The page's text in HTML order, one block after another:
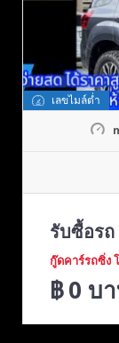
เลขไมล์ต่ำ
รับซื้อรถ
กู๊ดคาร์รถซิ่ง
฿0 บ